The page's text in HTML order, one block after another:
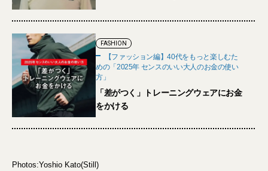
FASHION
【ファッション編】40代をもっと楽しむた
めの「2025年 センスのいい大人のお金の使い
方」
「差がつく」トレーニングウェアにお金
をかける
Photos:Yoshio Kato(Still)